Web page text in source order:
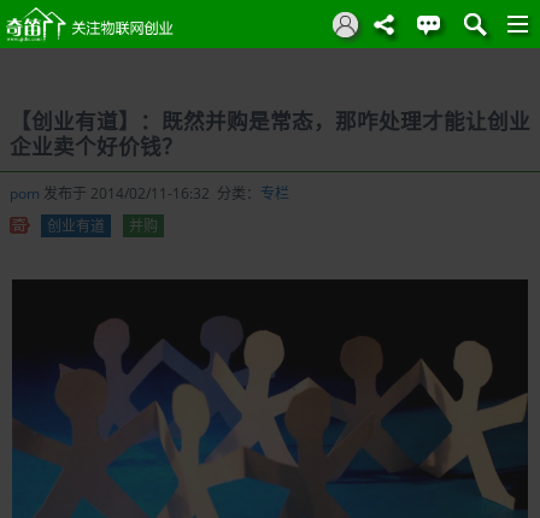
【创业有道】：既然并购是常态，那咋处理才能让创业
企业卖个好价钱？
pom 发布于 2014/02/11-16:32 分类： 专栏
创业有道
并购